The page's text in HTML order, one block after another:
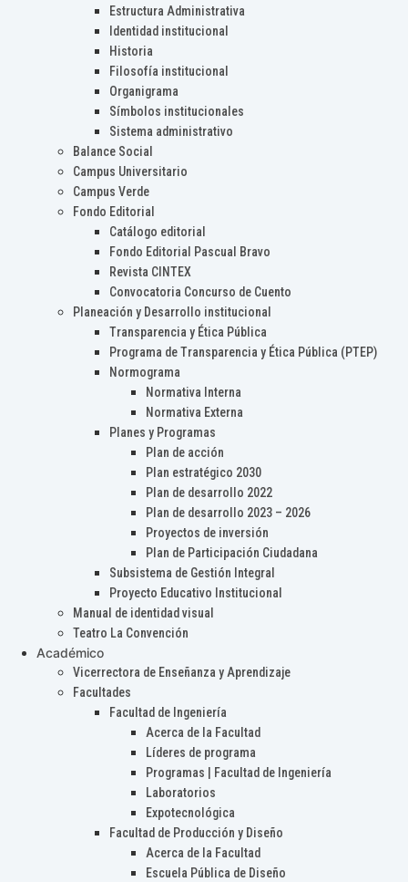
Estructura Administrativa
Identidad institucional
Historia
Filosofía institucional
Organigrama
Símbolos institucionales
Sistema administrativo
Balance Social
Campus Universitario
Campus Verde
Fondo Editorial
Catálogo editorial
Fondo Editorial Pascual Bravo
Revista CINTEX
Convocatoria Concurso de Cuento
Planeación y Desarrollo institucional
Transparencia y Ética Pública
Programa de Transparencia y Ética Pública (PTEP)
Normograma
Normativa Interna
Normativa Externa
Planes y Programas
Plan de acción
Plan estratégico 2030
Plan de desarrollo 2022
Plan de desarrollo 2023 – 2026
Proyectos de inversión
Plan de Participación Ciudadana
Subsistema de Gestión Integral
Proyecto Educativo Institucional
Manual de identidad visual
Teatro La Convención
Académico
Vicerrectora de Enseñanza y Aprendizaje
Facultades
Facultad de Ingeniería
Acerca de la Facultad
Líderes de programa
Programas | Facultad de Ingeniería
Laboratorios
Expotecnológica
Facultad de Producción y Diseño
Acerca de la Facultad
Escuela Pública de Diseño